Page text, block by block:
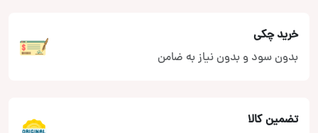
خرید چکی
بدون سود و بدون نیاز به ضامن
تضمین کالا